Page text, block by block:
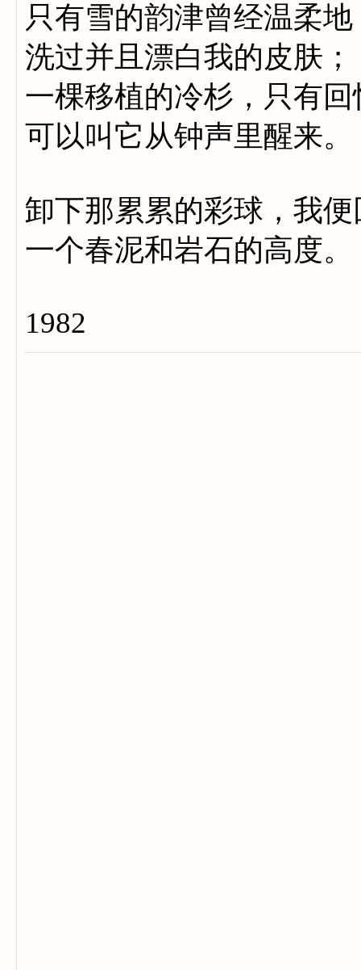
只有雪的韵津曾经温柔地
洗过并且漂白我的皮肤；
一棵移植的冷杉，只有回
可以叫它从钟声里醒来。
卸下那累累的彩球，我便
一个春泥和岩石的高度。
1982